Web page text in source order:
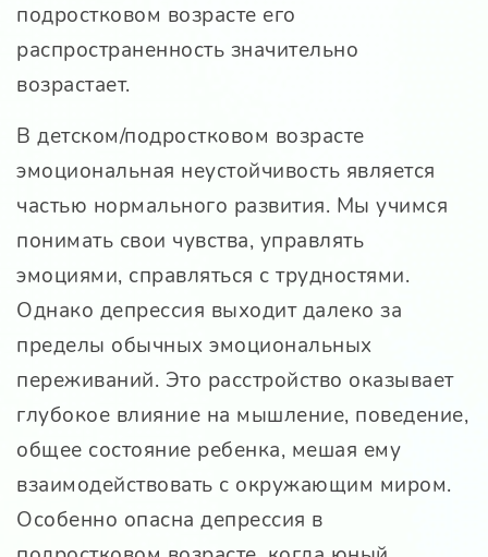
подростковом возрасте его
распространенность значительно
возрастает.
В детском/подростковом возрасте
эмоциональная неустойчивость является
частью нормального развития. Мы учимся
понимать свои чувства, управлять
эмоциями, справляться с трудностями.
Однако депрессия выходит далеко за
пределы обычных эмоциональных
переживаний. Это расстройство оказывает
глубокое влияние на мышление, поведение,
общее состояние ребенка, мешая ему
взаимодействовать с окружающим миром.
Особенно опасна депрессия в